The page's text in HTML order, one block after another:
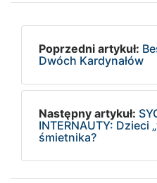
Poprzedni artykuł:
Dwóch Kardynałów
Następny artykuł:
INTERNAUTY: Dzieci
śmietnika?